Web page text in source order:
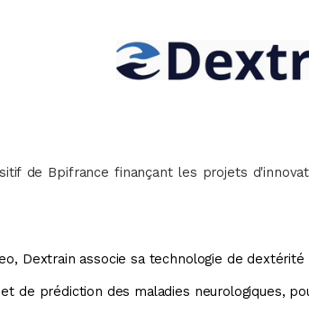
de Bpifrance finançant les projets
Dextrain associe sa technologie de
de prédiction des maladies neurologiques,